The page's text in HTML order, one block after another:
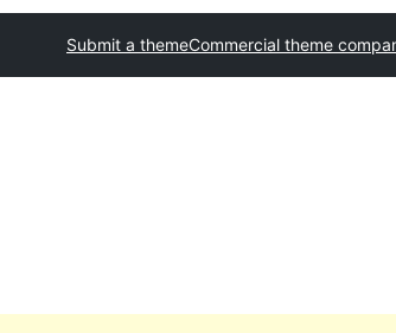
Submit a themeCommercial theme